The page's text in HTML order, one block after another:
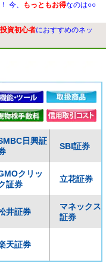
今、 もっともお得なのは○○
投資初心者におすすめのネッ
日興証
SBI証券
クリッ
証券
立花証券
井証券
マネックス
証券
天証券